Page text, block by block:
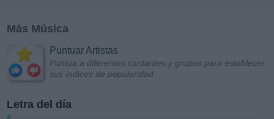
Más Música
Puntuar Artistas
Puntúa a diferentes cantantes y grupos para establecer
sus índices de popularidad
Letra del día